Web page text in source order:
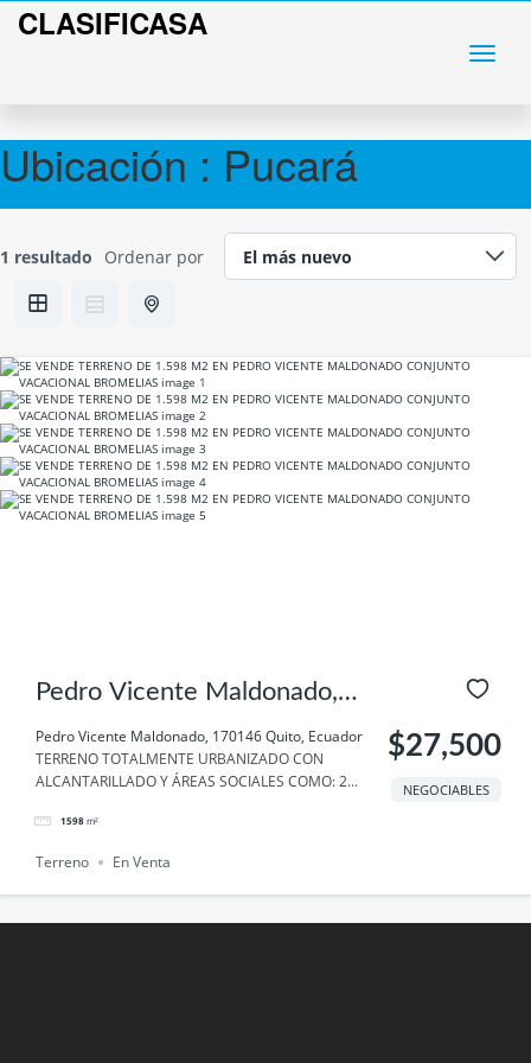
CLASIFICASA
Ubicación : Pucará
1 resultado Ordenar por
Pedro Vicente Maldonado,
170146 Quito, Ecuador
Pedro Vicente Maldonado, 170146 Quito, Ecuador
TERRENO TOTALMENTE URBANIZADO CON
ALCANTARILLADO Y ÁREAS SOCIALES COMO: 2...
1598 m²
$27,500
NEGOCIABLES
Terreno En Venta